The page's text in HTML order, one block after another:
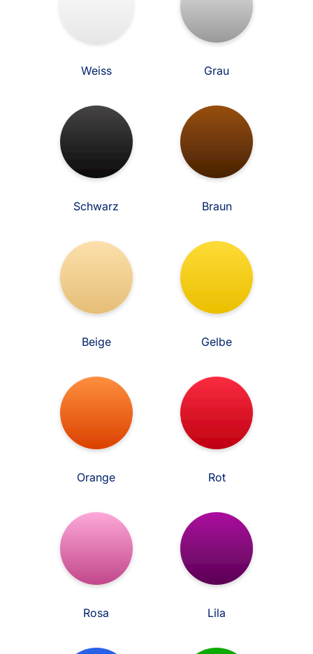
Weiss Grau
Schwarz Braun
Beige Gelbe
Orange Rot
Rosa Lila